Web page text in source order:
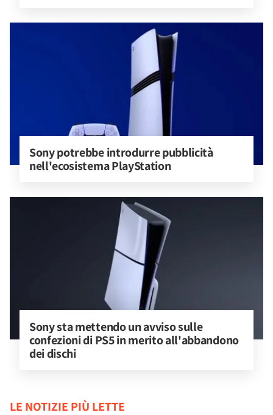
Sony potrebbe introdurre pubblicità
nell'ecosistema PlayStation
Sony sta mettendo un avviso sulle
confezioni di PS5 in merito all'abbandono
dei dischi
LE NOTIZIE PIÙ LETTE